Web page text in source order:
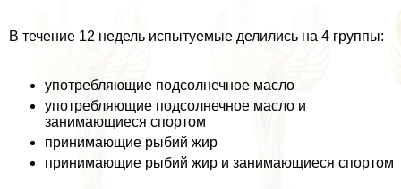
В течение 12 недель испытуемые делились на 4 группы:
употрeбляющие подсолнечное масло
употрeбляющие подсолнечное масло и
занимающиеся спортом
принимающие рыбий жир
принимающие рыбий жир и занимающиеся спортом